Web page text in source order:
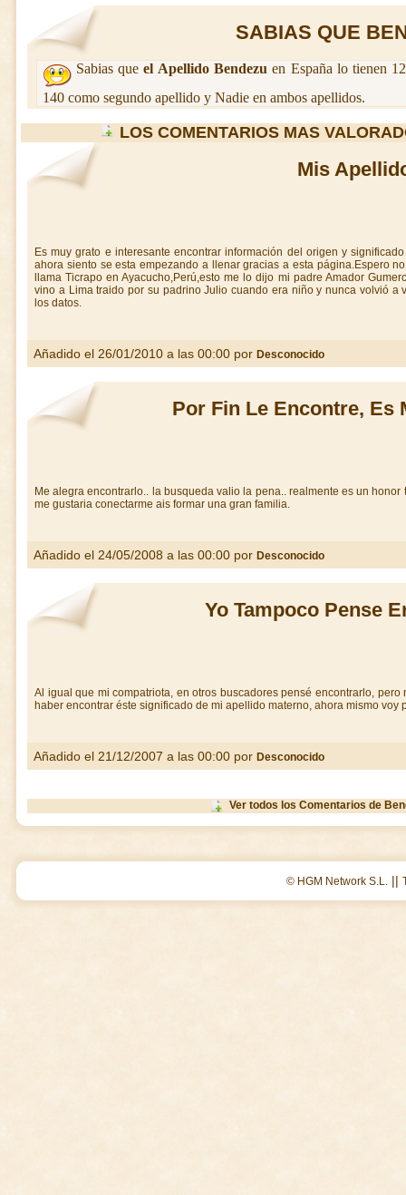
SABIAS QUE
Sabias queel Apellido Bendezu en España lo tienen
140 como segundo apellido y Nadie en ambos apellidos.
LOS COMENTARIOS MAS
Mis
Es muy grato e interesante encontrar información del origen y
ahora siento se esta empezando a llenar gracias a esta página.Espero
llama Ticrapo en Ayacucho,Perú,esto me lo dijo mi padre Amador
vino a Lima traido por su padrino Julio cuando era niño y nunca volvió a
los datos.
Añadido el 26/01/2010 a las 00:00 por Desconocido
Por Fin Le Encontre, Es
Me alegra encontrarlo.. la busqueda valio la pena.. realmente es un
me gustaria conectarme ais formar una gran familia.
Añadido el 24/05/2008 a las 00:00 por Desconocido
Yo Tampoco Pense
Al igual que mi compatriota, en otros buscadores pensé encontrarlo,
haber encontrar éste significado de mi apellido materno, ahora mismo voy
Añadido el 21/12/2007 a las 00:00 por Desconocido
Ver todos los Comentarios de
© HGM Network S.L. ||